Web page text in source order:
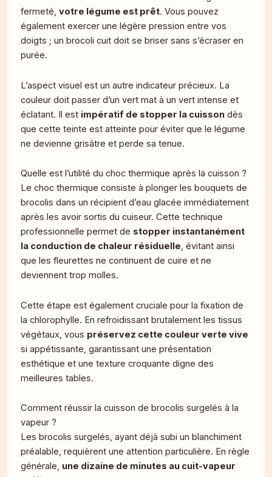
fermeté, votre légume est prêt. Vous pouvez
également exercer une légère pression entre vos
doigts ; un brocoli cuit doit se briser sans s’écraser en
purée.
L’aspect visuel est un autre indicateur précieux. La
couleur doit passer d’un vert mat à un vert intense et
éclatant. Il est impératif de stopper la cuisson dès
que cette teinte est atteinte pour éviter que le légume
ne devienne grisâtre et perde sa tenue.
Quelle est l’utilité du choc thermique après la cuisson ?
Le choc thermique consiste à plonger les bouquets de
brocolis dans un récipient d’eau glacée immédiatement
après les avoir sortis du cuiseur. Cette technique
professionnelle permet de stopper instantanément
la conduction de chaleur résiduelle, évitant ainsi
que les fleurettes ne continuent de cuire et ne
deviennent trop molles.
Cette étape est également cruciale pour la fixation de
la chlorophylle. En refroidissant brutalement les tissus
végétaux, vous préservez cette couleur verte vive
si appétissante, garantissant une présentation
esthétique et une texture croquante digne des
meilleures tables.
Comment réussir la cuisson de brocolis surgelés à la
vapeur ?
Les brocolis surgelés, ayant déjà subi un blanchiment
préalable, requièrent une attention particulière. En règle
générale, une dizaine de minutes au cuit-vapeur